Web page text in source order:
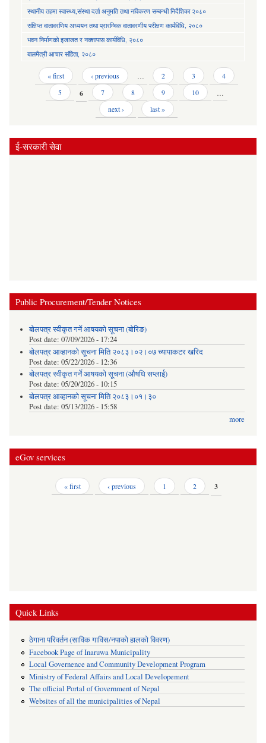
स्थानीय तहमा स्वास्थ्य,संस्था दर्ता अनुमति तथा नविकरण सम्बन्धी निर्देशिका २०८०
संक्षिप्त वातावरणिय अध्ययन तथा प्रारम्भिक वातावरणीय परीक्षण कार्यविधि, २०८०
भवन निर्माणको इजाजत र नक्शापास कार्यविधि, २०८०
बालमैत्री आचार संहिता, २०८०
Pages « first ‹ previous … 2 3
4
5
6 7 8 9 10
…
next ›
last »
ई-सरकारी सेवा
Public Procurement/Tender Notices
बोलपत्र स्वीकृत गर्ने आषयको सूचना (बोरिङ)
Post date: 07/09/2026 - 17:24
बोलपत्र आव्हानको सूचना मिति २०८३।०२।०७ च्यापाकटर खरिद
Post date: 05/22/2026 - 12:36
बोलपत्र स्वीकृत गर्ने आषयको सूचना (औषधि सप्लाई)
Post date: 05/20/2026 - 10:15
बोलपत्र आव्हानको सूचना मिति २०८३।०१।३०
Post date: 05/13/2026 - 15:58
more
eGov services
« first ‹ previous 1 2 3
Quick Links
ठेगाना परिवर्तन (साविक गाविस/नपाको हालको विवरण)
Facebook Page of Inaruwa Municipality
Local Governence and Community Development Program
Ministry of Federal Affairs and Local Developement
The official Portal of Government of Nepal
Websites of all the municipalities of Nepal